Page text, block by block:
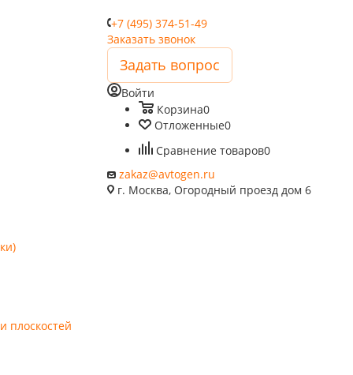
плоскостей
+7 (495) 374-51-49
Заказать звонок
Задать вопрос
Войти
Корзина0
Отложенные0
Сравнение товаров0
zakaz@avtogen.ru
г. Москва, Огородный проезд дом 6